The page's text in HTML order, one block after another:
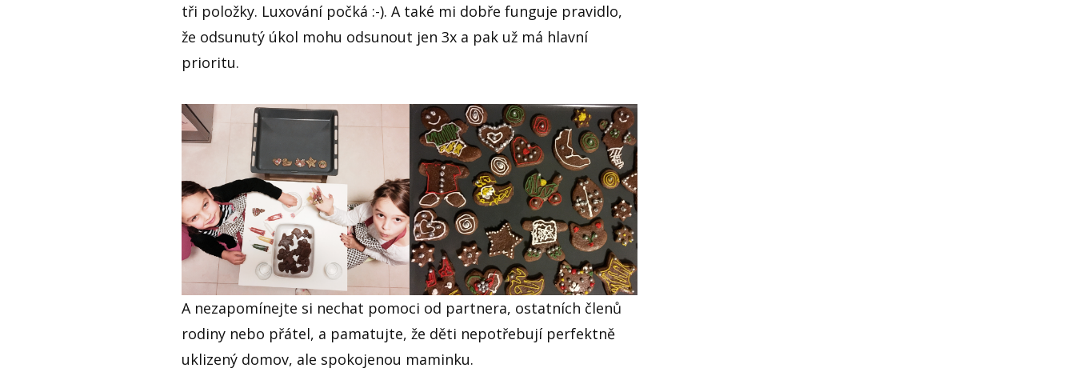
tři položky. Luxování počká :-). A také mi dobře funguje pravidlo,
že odsunutý úkol mohu odsunout jen 3x a pak už má hlavní
prioritu.
A nezapomínejte si nechat pomoci od partnera, ostatních členů
rodiny nebo přátel, a pamatujte, že děti nepotřebují perfektně
uklizený domov, ale spokojenou maminku.